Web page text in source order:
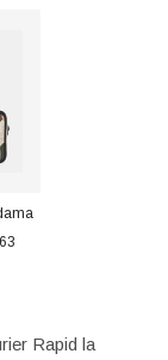
Rapid la